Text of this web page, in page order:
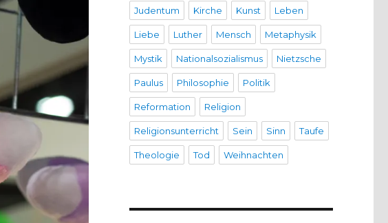
Judentum Kirche Kunst Leben
Liebe Luther Mensch Metaphysik
Mystik Nationalsozialismus Nietzsche
Paulus Philosophie Politik
Reformation Religion
Religionsunterricht Sein Sinn Taufe
Theologie Tod Weihnachten